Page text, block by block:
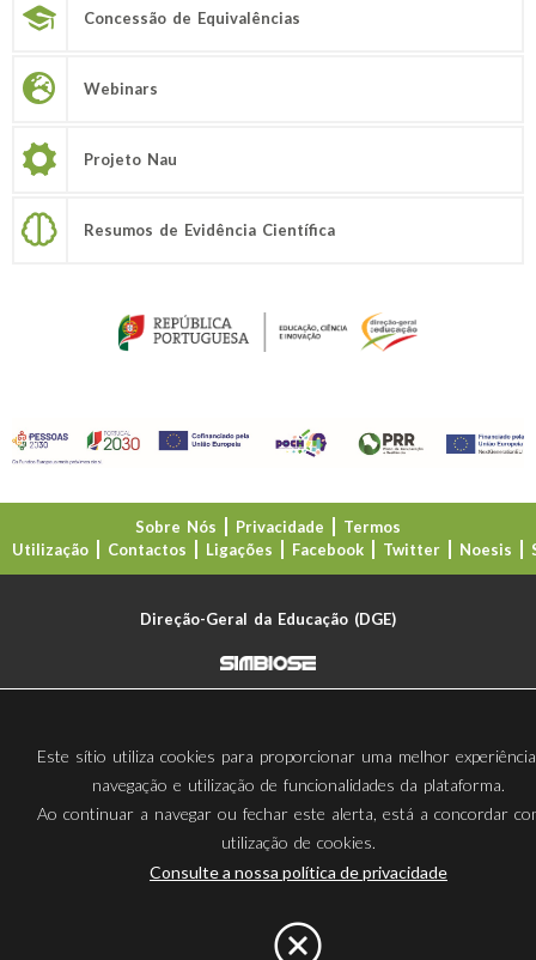
Concessão de Equivalências
Webinars
Projeto Nau
Resumos de Evidência Científica
Sobre Nós Privacidade
Termos
Utilização
Contactos Ligações Facebook Twitter Noesis
Direção-Geral da Educação (DGE)
Este sítio utiliza cookies para proporcionar uma melhor
navegação e utilização de funcionalidades da plataforma.
Ao continuar a navegar ou fechar este alerta, está a concordar
utilização de cookies.
Consulte a nossa política de privacidade